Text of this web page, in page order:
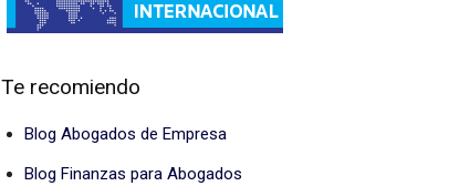
Te recomiendo
Blog Abogados de Empresa
Blog Finanzas para Abogados